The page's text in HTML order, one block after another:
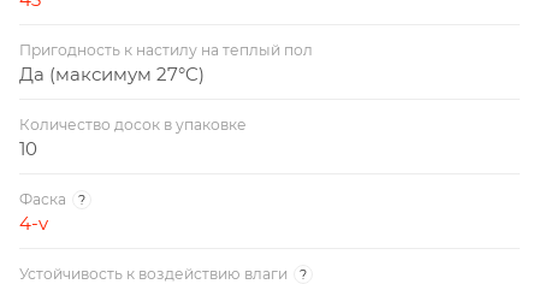
Пригодность к настилу на теплый пол
Да (максимум 27°C)
Количество досок в упаковке
10
Фаска ?
4-v
Устойчивость к воздействию влаги ?